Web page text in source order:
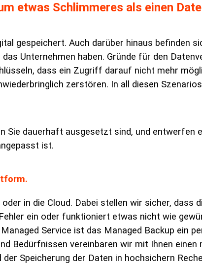
etwas Schlimmeres als einen
gespeichert. Auch darüber hinaus befinden
Unternehmen haben. Gründe für den
dass ein Zugriff darauf nicht mehr
zerstören. In all diesen
Sie dauerhaft ausgesetzt sind, und entwerfen
ist.
in die Cloud. Dabei stellen wir sicher, dass
ein oder funktioniert etwas nicht wie
Service ist das Managed Backup ein
Bedürfnissen vereinbaren wir mit Ihnen
Speicherung der Daten in hochsichern